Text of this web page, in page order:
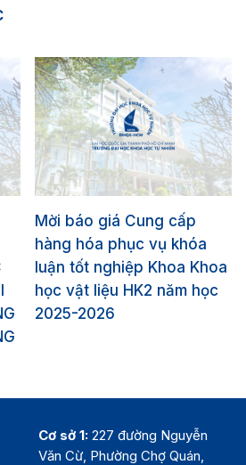
Mời báo giá Cung cấp
hàng hóa phục vụ khóa
luận tốt nghiệp Khoa Khoa
học vật liệu HK2 năm học
2025-2026
Cơ sở 1: 227 đường Nguyễn
Văn Cừ, Phường Chợ Quán,